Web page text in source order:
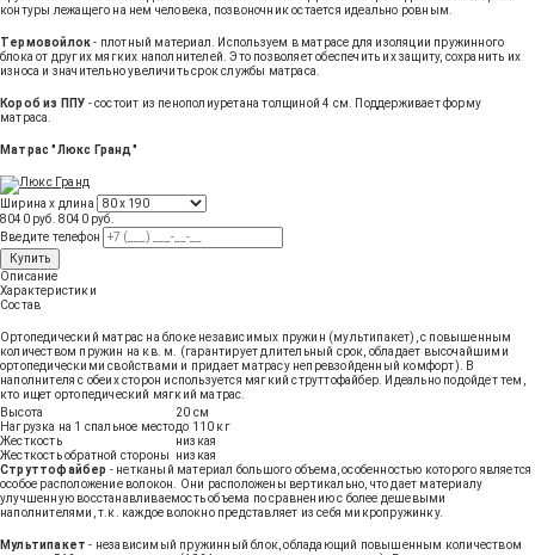
контуры лежащего на нем человека, позвоночник остается идеально ровным.
Термовойлок- плотный материал. Используем в матрасе для изоляции пружинного
блока от других мягких наполнителей. Это позволяет обеспечить их защиту, сохранить их
износа и значительно увеличить срок службы матраса.
Короб из ППУ - состоит из пенополиуретана толщиной 4 см. Поддерживает форму
матраса.
Матрас "Люкс Гранд"
Ширина х длина
8040 руб. 8040 руб.
Введите телефон
Купить
Описание
Характеристики
Состав
Ортопедический матрас на блоке независимых пружин (мультипакет), с повышенным
количеством пружин на кв. м. (гарантирует длительный срок, обладает высочайшими
ортопедическими свойствами и придает матрасу непревзойденный комфорт). В
наполнителя с обеих сторон используется мягкий струттофайбер. Идеально подойдет тем,
кто ищет ортопедический мягкий матрас.
Высота
20 см
Нагрузка на 1 спальное местодо 110 кг
Жесткость
низкая
Жесткость обратной стороны
низкая
Струттофайбер - нетканый материал большого объема, особенностью которого является
особое расположение волокон. Они расположены вертикально, что дает материалу
улучшенную восстанавливаемость объема по сравнению с более дешевыми
наполнителями, т.к. каждое волокно представляет из себя микропружинку.
Мультипакет - независимый пружинный блок, обладающий повышенным количеством